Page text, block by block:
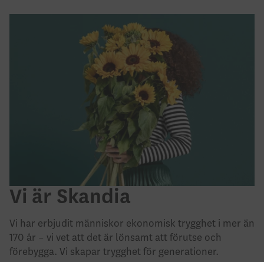
Vi är Skandia
Vi har erbjudit människor ekonomisk trygghet i mer än
170 år – vi vet att det är lönsamt att förutse och
förebygga. Vi skapar trygghet för generationer.